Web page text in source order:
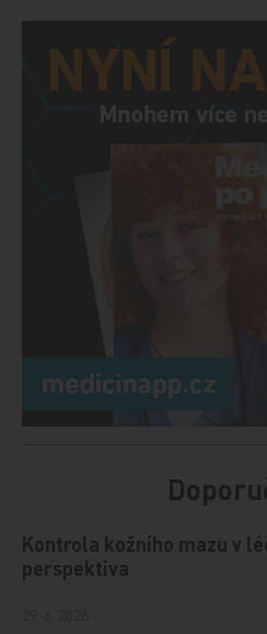
Kontrola kožního mazu v
perspektiva